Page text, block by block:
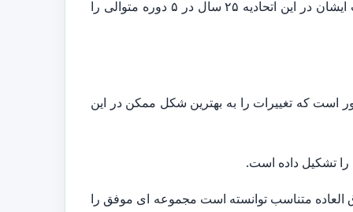
همچنین در طول سال های فعالیت خود در اتحادیه تجهیز مجالس و تالارهای پذیرایی غلامان نیز فعالیت می کردند. فعالیت ایشان در این اتحادیه ۲۵ سال در ۵ دوره متوالی را
که تغییرات را به بهترین شکل ممکن در این
را تشکیل داده است.
العاده متناسب توانسته است مجموعه ای موفق را